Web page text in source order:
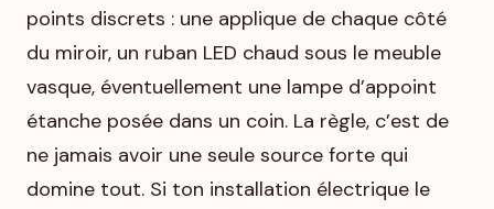
points discrets : une applique de chaque côté
du miroir, un ruban LED chaud sous le meuble
vasque, éventuellement une lampe d’appoint
étanche posée dans un coin. La règle, c’est de
ne jamais avoir une seule source forte qui
domine tout. Si ton installation électrique le